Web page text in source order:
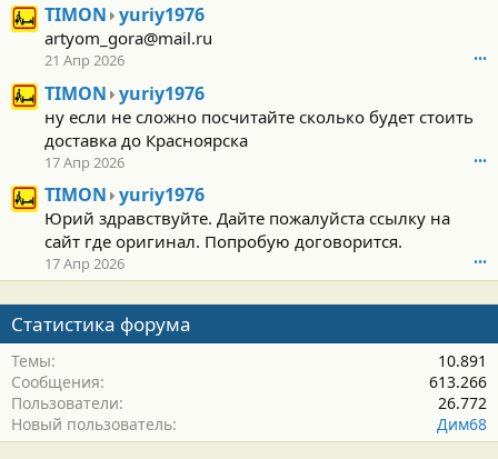
TIMON yuriy1976T
I
M
N
н
п
с
а
л
(
в
artyom_gora@mail.ru
21 Апр 2026 •••
TIMON yuriy1976T
M
O
н
п
и
л
а
ну если не сложно посчитайте сколько будет стоить
доставка до Красноярска
17 Апр 2026 •••
TIMON yuriy1976T
I
M
O
а
Юрий здравствуйте. Дайте пожалуйста ссылку на
сайт где оригинал. Попробую договорится.
17 Апр 2026 •••
Статистика форума
Темы
10.891
Сообщения
613.266
Пользователи
26.772
Новый пользователь
Дим68